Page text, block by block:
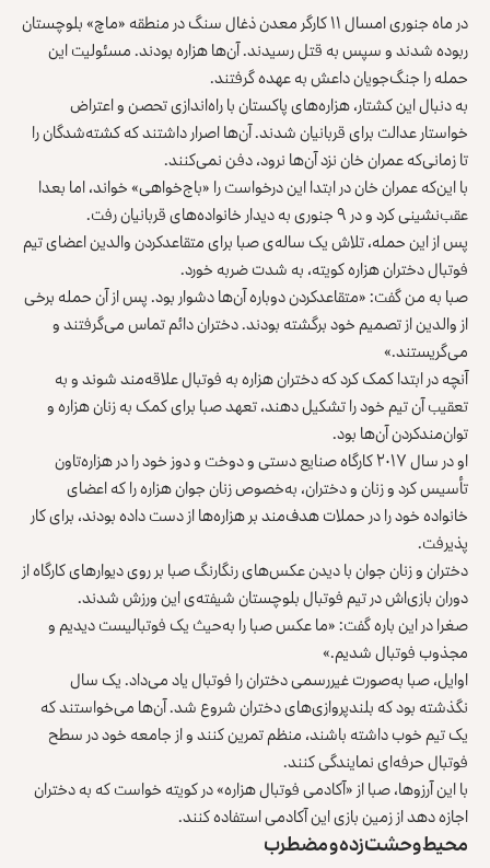
در ماه جنوری امسال ۱۱ کارگر معدن ذغال سنگ در منطقه «ماچ» بلوچستان
ربوده شدند و سپس به قتل رسیدند. آن‌ها هزاره بودند. مسئولیت این
حمله را جنگ‌جویان داعش به عهده گرفتند.
به دنبال این کشتار، هزاره‌های پاکستان با راه‌اندازی تحصن و اعتراض
خواستار عدالت برای قربانیان شدند. آن‌ها اصرار داشتند که کشته‌شدگان را
تا زمانی‌که عمران خان نزد آن‌ها نرود، دفن نمی‌کنند.
با این‌که عمران خان در ابتدا این درخواست را «باج‌خواهی» خواند، اما بعدا
عقب‌نشینی کرد و در ۹ جنوری به دیدار خانواده‌های قربانیان رفت.
پس از این حمله، تلاش یک ساله‌ی صبا برای متقاعدکردن والدین اعضای تیم
فوتبال دختران هزاره کویته، به شدت ضربه خورد.
صبا به من گفت: «متقاعدکردن دوباره آن‌ها دشوار بود. پس از آن حمله برخی
از والدین از تصمیم خود برگشته بودند. دختران دائم تماس می‌گرفتند و
می‌گریستند.»
آنچه در ابتدا کمک کرد که دختران هزاره به فوتبال علاقه‌مند شوند و به
تعقیب آن تیم خود را تشکیل دهند، تعهد صبا برای کمک به زنان هزاره و
توان‌مندکردن آن‌ها بود.
او در سال ۲۰۱۷ کارگاه صنایع دستی و دوخت و دوز خود را در هزاره‌تاون
تأسیس کرد و زنان و دختران، به‌خصوص زنان جوان هزاره را که اعضای
خانواده خود را در حملات هدف‌مند بر هزاره‌ها از دست داده بودند، برای کار
پذیرفت.
دختران و زنان جوان با دیدن عکس‌های رنگارنگ صبا بر روی دیوارهای کارگاه از
دوران بازی‌اش در تیم فوتبال بلوچستان شیفته‌ی این ورزش شدند.
صغرا در این باره گفت: «ما عکس صبا را به‌حیث یک فوتبالیست دیدیم و
مجذوب فوتبال شدیم.»
اوایل، صبا به‌صورت غیررسمی دختران را فوتبال یاد می‌داد. یک سال
نگذشته بود که بلندپروازی‌های دختران شروع شد. آن‌ها می‌خواستند که
یک تیم خوب داشته باشند، منظم تمرین کنند و از جامعه خود در سطح
فوتبال حرفه‌ای نمایندگی کنند.
با این آرزوها، صبا از «آکادمی فوتبال هزاره» در کویته خواست که به دختران
اجازه دهد از زمین بازی این آکادمی استفاده کنند.
محیط وحشت‌زده و مضطرب